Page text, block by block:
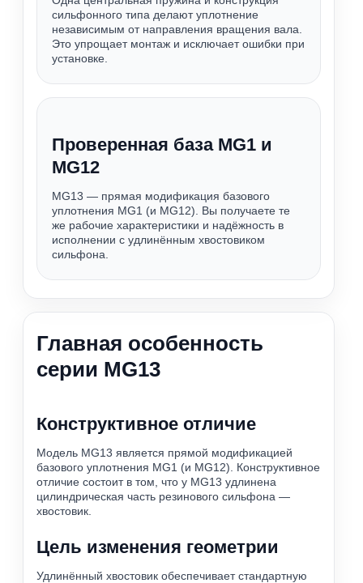
сильфонного типа делают уплотнение
независимым от направления вращения вала.
Это упрощает монтаж и исключает ошибки при
установке.
Проверенная база MG1 и
MG12
MG13 — прямая модификация базового
уплотнения MG1 (и MG12). Вы получаете те
же рабочие характеристики и надёжность в
исполнении с удлинённым хвостовиком
сильфона.
Главная особенность
серии MG13
Конструктивное отличие
Модель MG13 является прямой модификацией
базового уплотнения MG1 (и MG12). Конструктивное
отличие состоит в том, что у MG13 удлинена
цилиндрическая часть резинового сильфона —
хвостовик.
Цель изменения геометрии
Удлинённый хвостовик обеспечивает стандартную